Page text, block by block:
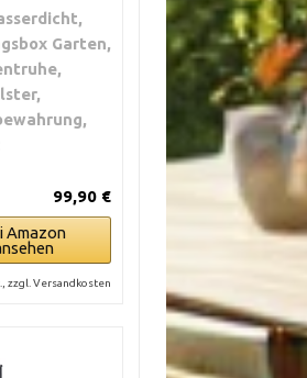
Garten,
99,90 €
Amazon
zzgl. Versandkosten